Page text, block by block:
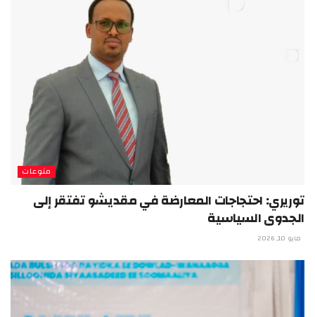
منوعات
توريري: احتجاجات المعارضة في مقديشو تفتقر إلى
الجدوى السياسية
مايو 10, 2026